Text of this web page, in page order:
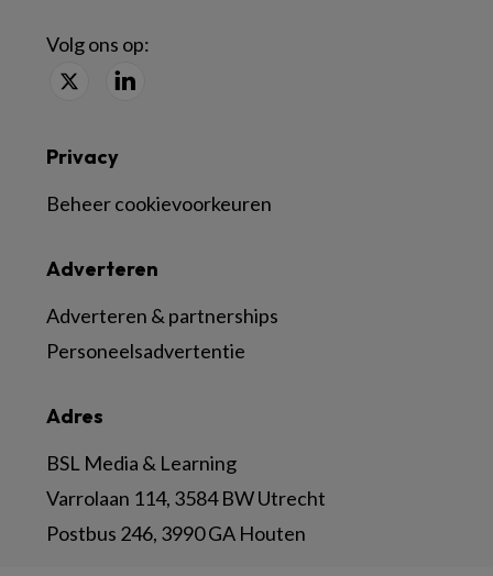
Volg ons op:
Adres
BSL Media & Learning
Varrolaan 114, 3584 BW Utrecht
Postbus 246, 3990 GA Houten
Adverteren
Adverteren & partnerships
Personeelsadvertentie
Privacy
Beheer cookievoorkeuren